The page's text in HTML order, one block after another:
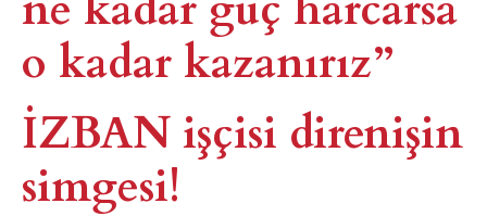
o kadar kazanırız”
İZBAN işçisi direnişin
simgesi!​